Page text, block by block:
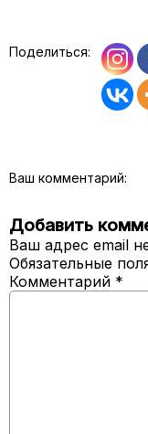
Поделиться:
Ваш комментарий:
Добавить
Ваш адрес email
Обязательные
Комментарий *